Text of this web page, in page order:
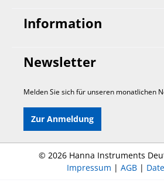
Information
Newsletter
Melden Sie sich für unseren monatlichen
Zur Anmeldung
© 2026 Hanna Instruments
Impressum | AGB |